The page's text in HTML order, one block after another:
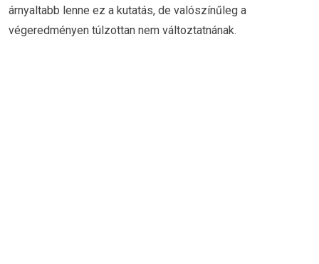
árnyaltabb lenne ez a kutatás, de valószínűleg a
végeredményen túlzottan nem változtatnának.